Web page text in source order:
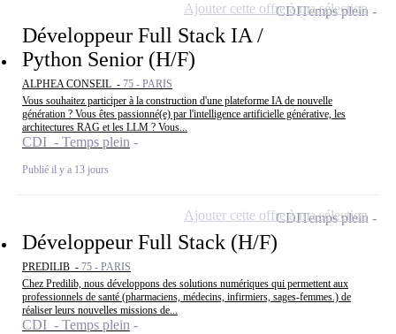
Développeur Full Stack IA /
Python Senior (H/F)
ALPHEA CONSEIL - 75 - PARIS
Vous souhaitez participer à la construction d'une plateforme IA de nouvelle
génération ? Vous êtes passionné(e) par l'intelligence artificielle générative, les
architectures RAG et les LLM ? Vous...
CDI - Temps plein
Publié il y a 13 jours
CDITemps plein
Ajouter cette offre à ma sélection
Développeur Full Stack (H/F)
PREDILIB - 75 - PARIS
Chez Predilib, nous développons des solutions numériques qui permettent aux
professionnels de santé (pharmaciens, médecins, infirmiers, sages-femmes.) de
réaliser leurs nouvelles missions de...
CDI - Temps plein
CDITemps plein
Ajouter cette offre à ma sélection